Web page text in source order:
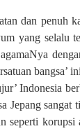
dan penuh
yang selalu
bangsa’
Indonesia
Jepang sangat